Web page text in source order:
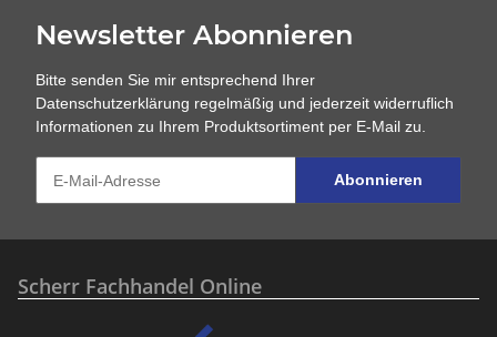
verschiedenen Abmessungen und Traglasten. Bei Fragen zur
fachkundige Beratung.
Newsletter Abonnieren
Bitte senden Sie mir entsprechend Ihrer
Datenschutzerklärung regelmäßig und jederzeit widerruflich
Informationen zu Ihrem Produktsortiment per E-Mail zu.
Abonnieren
Scherr Fachhandel Online